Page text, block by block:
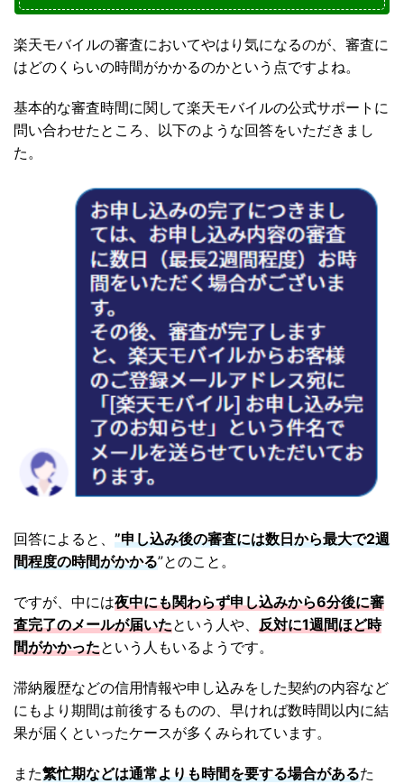
楽天モバイルの審査においてやはり気になるのが、審査に
はどのくらいの時間がかかるのかという点ですよね。
基本的な審査時間に関して楽天モバイルの公式サポートに
問い合わせたところ、以下のような回答をいただきまし
た。
回答によると、 ”申し込み後の審査には数日から最大で2週
間程度の時間がかかる”とのこと。
ですが、中には夜中にも関わらず申し込みから6分後に審
査完了のメールが届いたという人や、 反対に1週間ほど時
間がかかったという人もいるようです。
滞納履歴などの信用情報や申し込みをした契約の内容など
にもより期間は前後するものの、早ければ数時間以内に結
果が届くといったケースが多くみられています。
また繁忙期などは通常よりも時間を要する場合があるた